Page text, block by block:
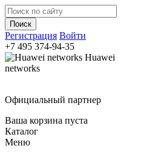
Регистрация Войти
+7 495 374-94-35
Huawei
networks
Официальный партнер
Ваша корзина пуста
Каталог
Меню